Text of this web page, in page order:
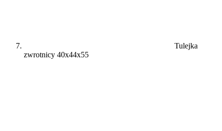
Tulejka
zwrotnicy 40x44x55